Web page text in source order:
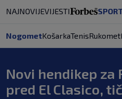
NAJNOVIJEVIJESTI
NogometKošarkaTenisRukomet
Novi hendikep za
pred El Clasico,